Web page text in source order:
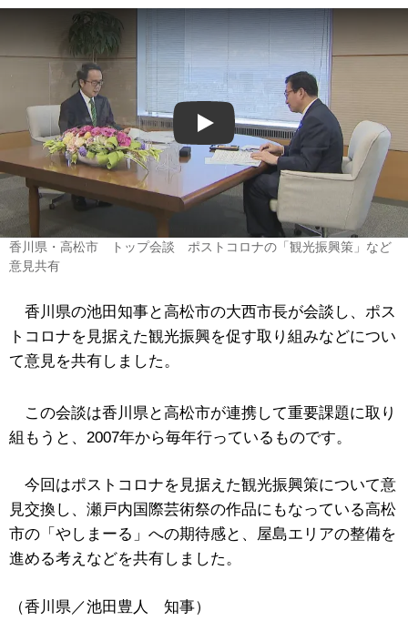
Play
香川県・高松市 トップ会談 ポストコロナの「観光振興策」など
意見共有
香川県の池田知事と高松市の大西市長が会談し、ポス
トコロナを見据えた観光振興を促す取り組みなどについ
て意見を共有しました。
この会談は香川県と高松市が連携して重要課題に取り
組もうと、2007年から毎年行っているものです。
今回はポストコロナを見据えた観光振興策について意
見交換し、瀬戸内国際芸術祭の作品にもなっている高松
市の「やしまーる」への期待感と、屋島エリアの整備を
進める考えなどを共有しました。
（香川県／池田豊人 知事）